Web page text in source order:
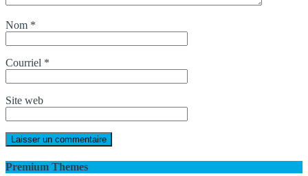
Nom *
Courriel *
Site web
Premium Themes